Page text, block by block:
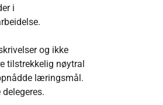
i
og ikke
tilstrekkelig nøytral
læringsmål.